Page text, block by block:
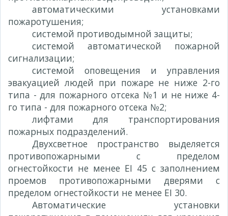
автоматическими установками
пожаротушения;
системой противодымной защиты;
системой автоматической пожарной
сигнализации;
системой оповещения и управления
эвакуацией людей при пожаре не ниже 2-го
типа - для пожарного отсека №1 и не ниже 4-
го типа - для пожарного отсека №2;
лифтами для транспортирования
пожарных подразделений.
Двухсветное пространство выделяется
противопожарными с пределом
огнестойкости не менее EI 45 с заполнением
проемов противопожарными дверями с
пределом огнестойкости не менее EI 30.
Автоматические установки